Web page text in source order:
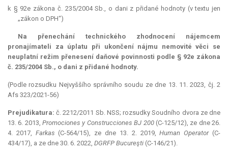
k § 92e zákona č. 235/2004 Sb., o dani z přidané hodnoty (v textu jen
„zákon o DPH“)
Na přenechání technického zhodnocení nájemcem
pronajímateli za úplatu při ukončení nájmu nemovité věci se
neuplatní režim přenesení daňové povinnosti podle § 92e zákona
č. 235/2004 Sb., o dani z přidané hodnoty.
(Podle rozsudku Nejvyššího správního soudu ze dne 13. 11. 2023, čj. 2
Afs 323/2021-56)
Prejudikatura:č. 2212/2011 Sb. NSS; rozsudky Soudního dvora ze dne
13. 6. 2013,Promociones y Construcciones BJ 200(C-125/12), ze dne 26.
4. 2017, Farkas (C-564/15), ze dne 13. 2. 2019,Human Operator(C-
434/17), a ze dne 30. 6. 2022, DGRFP Bucureşti (C-146/21).